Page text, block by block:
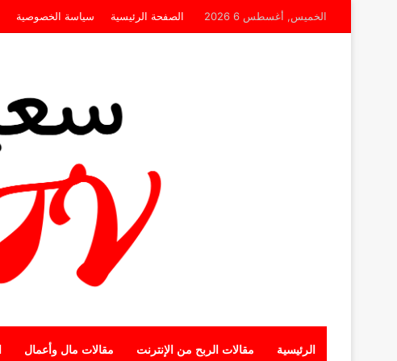
الخميس, أغسطس 6 2026 الصفحة الرئيسية سياسة الخصوصية
الرئيسية مقالات الربح من الإنترنت مقالات مال وأعمال